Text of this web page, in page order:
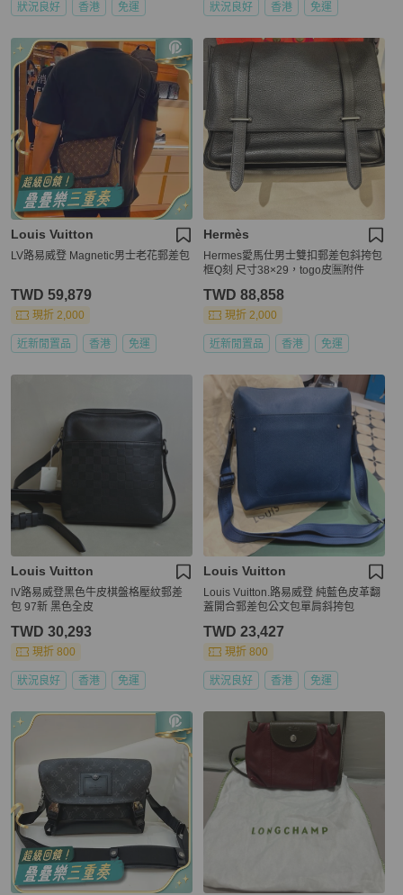
狀況良好 香港 免運 狀況良好 香港 免運
Louis Vuitton
LV路易威登 Magnetic男士老花郵差包
TWD 59,879
現折 2,000
近新閒置品 香港 免運
Hermès
Hermes愛馬仕男士雙扣郵差包斜挎包
框Q刻 尺寸38×29，togo皮🈚附件
TWD 88,858
現折 2,000
近新閒置品 香港 免運
Louis Vuitton
lV路易威登黑色牛皮棋盤格壓紋郵差
包 97新 黑色全皮
TWD 30,293
現折 800
狀況良好 香港 免運
Louis Vuitton
Louis Vuitton.路易威登 純藍色皮革翻
蓋開合郵差包公文包單肩斜挎包
TWD 23,427
現折 800
狀況良好 香港 免運